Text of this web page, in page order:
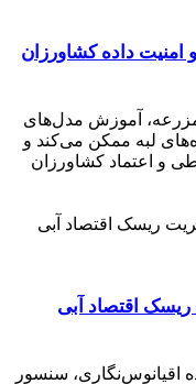
داده کشاورزان
مزرعه، آموزش مدل‌های
لبه ممکن می‌کند و
و اعتماد کشاورزان
ریسک اقتصاد آبی
اقیانوس‌نگاری، سنسور